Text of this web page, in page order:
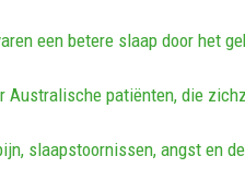
een betere slaap door het
Australische patiënten, die
slaapstoornissen, angst en